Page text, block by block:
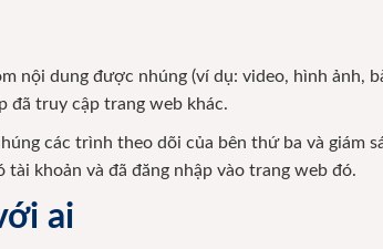
nội dung được nhúng (ví dụ: video, hình ảnh,
đã truy cập trang web khác.
các trình theo dõi của bên thứ ba và giám
khoản và đã đăng nhập vào trang web đó.
ai